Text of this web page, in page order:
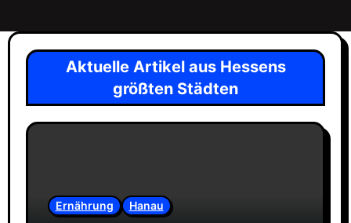
Aktuelle Artikel aus Hessens
größten Städten
Ernährung Hanau